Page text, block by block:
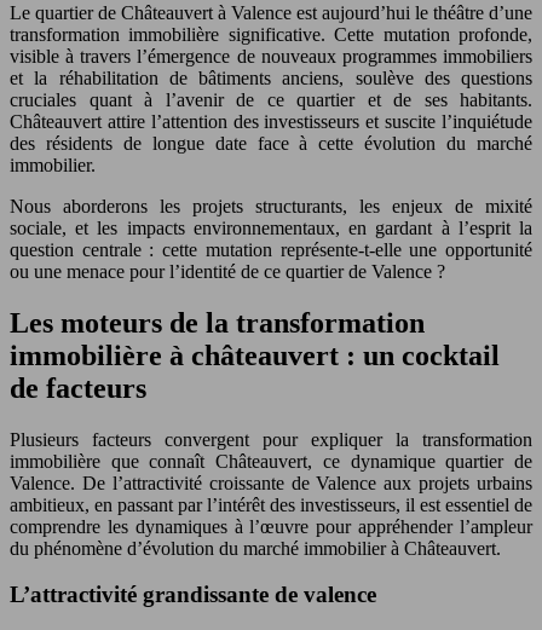
Le quartier de Châteauvert à Valence est aujourd’hui le théâtre d’une
transformation immobilière significative. Cette mutation profonde,
visible à travers l’émergence de nouveaux programmes immobiliers
et la réhabilitation de bâtiments anciens, soulève des questions
cruciales quant à l’avenir de ce quartier et de ses habitants.
Châteauvert attire l’attention des investisseurs et suscite l’inquiétude
des résidents de longue date face à cette évolution du marché
immobilier.
Nous aborderons les projets structurants, les enjeux de mixité
sociale, et les impacts environnementaux, en gardant à l’esprit la
question centrale : cette mutation représente-t-elle une opportunité
ou une menace pour l’identité de ce quartier de Valence ?
Les moteurs de la transformation
immobilière à châteauvert : un cocktail
de facteurs
Plusieurs facteurs convergent pour expliquer la transformation
immobilière que connaît Châteauvert, ce dynamique quartier de
Valence. De l’attractivité croissante de Valence aux projets urbains
ambitieux, en passant par l’intérêt des investisseurs, il est essentiel de
comprendre les dynamiques à l’œuvre pour appréhender l’ampleur
du phénomène d’évolution du marché immobilier à Châteauvert.
L’attractivité grandissante de valence